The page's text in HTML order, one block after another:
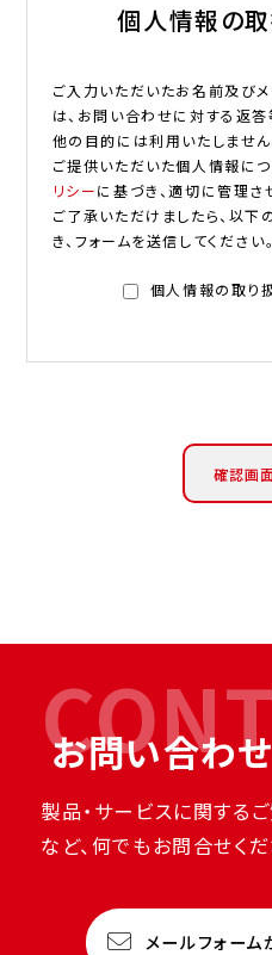
個人情報の
ご入力いただいたお名前及び
は、お問い合わせに対する返
他の目的には利用いたしません
ご提供いただいた個人情報に
リシーに基づき、適切に管理さ
ご了承いただけましたら、以下
き、フォームを送信してください。
個人情報の取り
お問い合わ
製品・サービスに関する
など、何でもお問合せくだ
メールフォー